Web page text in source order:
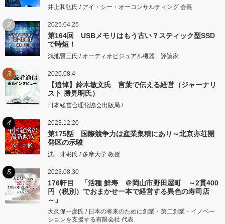
井上和弘氏 / アイ・シー・オーコンサルティング 会長
2 2025.04.25
第164回 USBメモリはもう古い？スティック型SSD
で時短！
鴻池賢三氏 / オーディオビジュアル機器 評論家
3 2026.08.4
【追悼】鈴木敏文氏 言葉で伝える経営（ジャーナリ
スト 勝見明氏）
日本経営合理化協会出版局 /
4 2023.12.20
第175話 国際競争力は産業集積にあり～北京亦荘開
発区の示唆
沈 才彬氏 / 多摩大学 教授
5 2023.08.30
176軒目 「活種 鮮寿 ＠岡山市野田屋町 ～2貫400
円（税別）でおまかせ一本で経営する異色の寿司店
～」
大久保一彦氏 / 日本の将来のために創業・第二創業・イノベー
ションを支援する有限会社 代表